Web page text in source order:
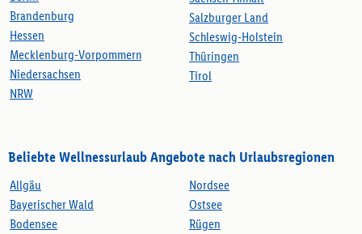
Brandenburg
Hessen
Mecklenburg-Vorpommern
Niedersachsen
NRW
Salzburger Land
Schleswig-Holstein
Thüringen
Tirol
Beliebte Wellnessurlaub Angebote nach Urlaubsregionen
Allgäu
Bayerischer Wald
Bodensee
Nordsee
Ostsee
Rügen